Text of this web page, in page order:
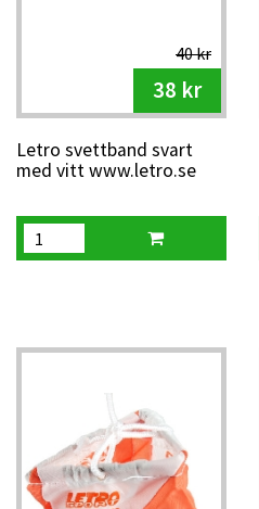
40 kr
38 kr
Letro svettband svart
med vitt www.letro.se